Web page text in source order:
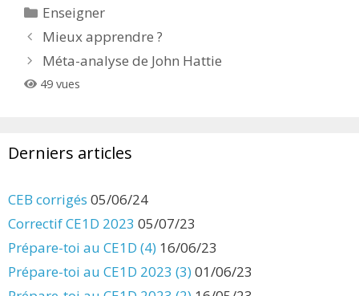
Catégories
Enseigner
Mieux apprendre ?
Méta-analyse de John Hattie
49 vues
Derniers articles
CEB corrigés 05/06/24
Correctif CE1D 2023 05/07/23
Prépare-toi au CE1D (4) 16/06/23
Prépare-toi au CE1D 2023 (3)01/06/23